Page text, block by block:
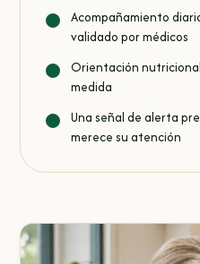
Acompañamiento
validado por médicos
Orientación
medida
Una señal de alerta
merece su atención